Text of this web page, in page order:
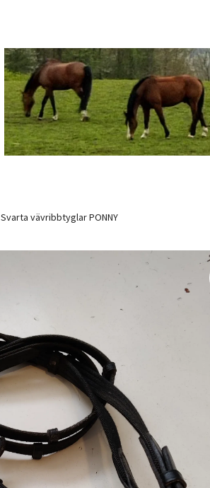
Svarta vävribbtyglar PONNY